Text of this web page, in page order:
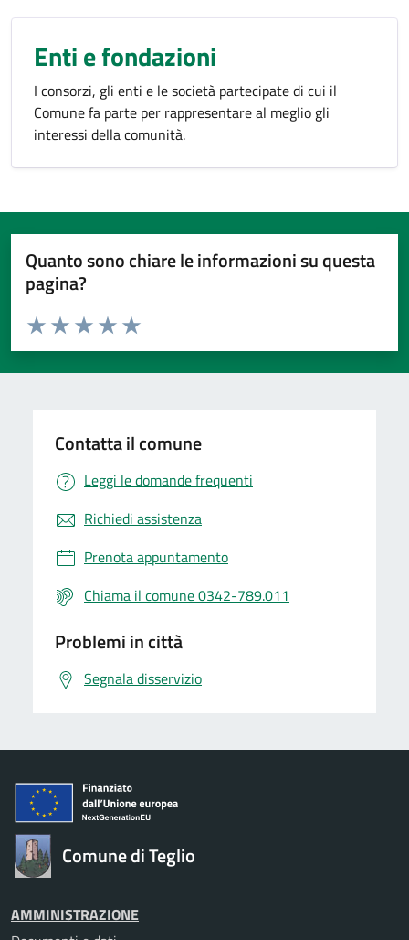
Enti e fondazioni
I consorzi, gli enti e le società partecipate di cui il
Comune fa parte per rappresentare al meglio gli
interessi della comunità.
Quanto sono chiare le informazioni su questa
pagina?
Valuta da 1 a 5 stelle la pagina
Valuta 5 stelle su 5
Valuta 4 stelle su 5
Valuta 3 stelle su 5
Valuta 2 stelle su 5
Valuta 1 stelle su 5
Contatta il comune
Leggi le domande frequenti
Richiedi assistenza
Prenota appuntamento
Chiama il comune 0342-789.011
Problemi in città
Segnala disservizio
Comune di Teglio
AMMINISTRAZIONE